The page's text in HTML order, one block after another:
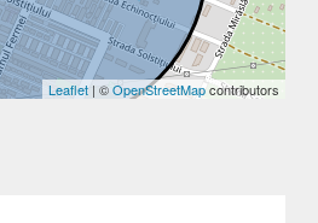
Leaflet | ©OpenStreetMapcontributors